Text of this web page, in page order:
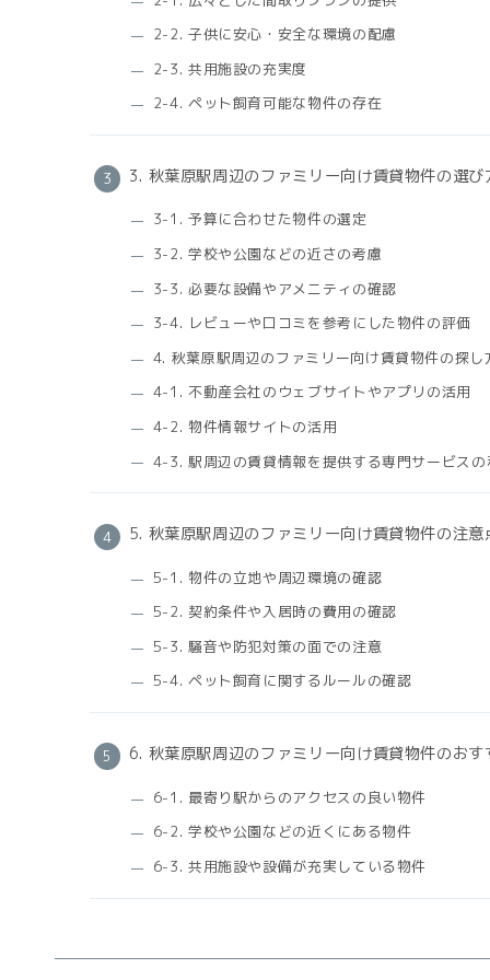
2-2. 子供に安心・安全な環境の配慮
2-3. 共用施設の充実度
2-4. ペット飼育可能な物件の存在
3. 秋葉原駅周辺のファミリー向け賃貸物件の選び
3-1. 予算に合わせた物件の選定
3-2. 学校や公園などの近さの考慮
3-3. 必要な設備やアメニティの確認
3-4. レビューや口コミを参考にした物件の評価
4. 秋葉原駅周辺のファミリー向け賃貸物件の探し
4-1. 不動産会社のウェブサイトやアプリの活用
4-2. 物件情報サイトの活用
4-3. 駅周辺の賃貸情報を提供する専門サービスの
5. 秋葉原駅周辺のファミリー向け賃貸物件の注意
5-1. 物件の立地や周辺環境の確認
5-2. 契約条件や入居時の費用の確認
5-3. 騒音や防犯対策の面での注意
5-4. ペット飼育に関するルールの確認
6. 秋葉原駅周辺のファミリー向け賃貸物件のおす
6-1. 最寄り駅からのアクセスの良い物件
6-2. 学校や公園などの近くにある物件
6-3. 共用施設や設備が充実している物件